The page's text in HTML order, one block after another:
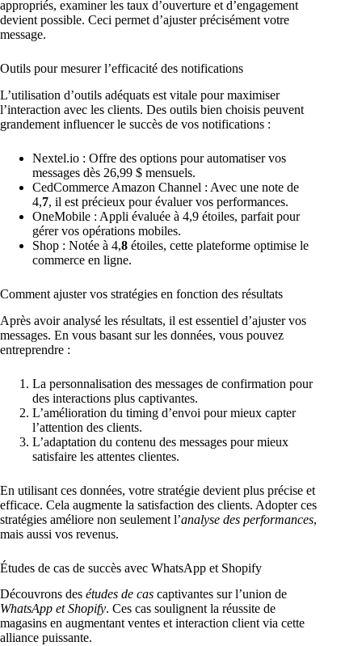
appropriés, examiner les taux d’ouverture et d’engagement
devient possible. Ceci permet d’ajuster précisément votre
message.
Outils pour mesurer l’efficacité des notifications
L’utilisation d’outils adéquats est vitale pour maximiser
l’interaction avec les clients. Des outils bien choisis peuvent
grandement influencer le succès de vos notifications :
Nextel.io : Offre des options pour automatiser vos
messages dès 26,99 $ mensuels.
CedCommerce Amazon Channel : Avec une note de
4,7, il est précieux pour évaluer vos performances.
OneMobile : Appli évaluée à 4,9 étoiles, parfait pour
gérer vos opérations mobiles.
Shop : Notée à 4,8 étoiles, cette plateforme optimise le
commerce en ligne.
Comment ajuster vos stratégies en fonction des résultats
Après avoir analysé les résultats, il est essentiel d’ajuster vos
messages. En vous basant sur les données, vous pouvez
entreprendre :
La personnalisation des messages de confirmation pour
des interactions plus captivantes.
L’amélioration du timing d’envoi pour mieux capter
l’attention des clients.
L’adaptation du contenu des messages pour mieux
satisfaire les attentes clientes.
En utilisant ces données, votre stratégie devient plus précise et
efficace. Cela augmente la satisfaction des clients. Adopter ces
stratégies améliore non seulement l’analyse des performances,
mais aussi vos revenus.
Études de cas de succès avec WhatsApp et Shopify
Découvrons des études de cas captivantes sur l’union de
WhatsApp et Shopify. Ces cas soulignent la réussite de
magasins en augmentant ventes et interaction client via cette
alliance puissante.